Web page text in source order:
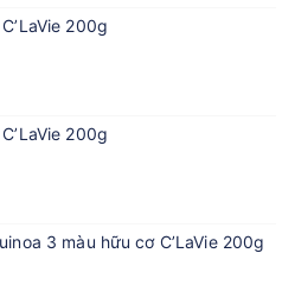
200g
200g
3 màu hữu cơ C’LaVie 200g